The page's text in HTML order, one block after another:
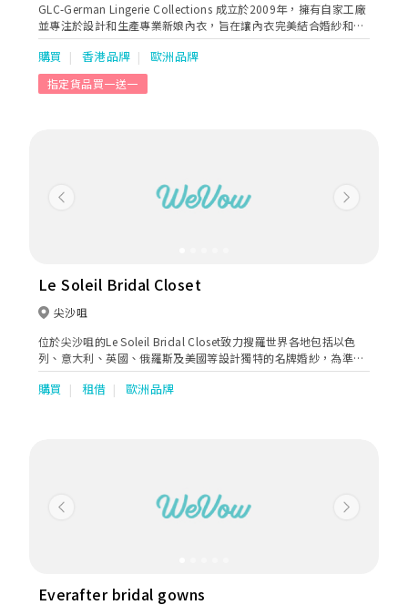
GLC-German Lingerie Collections 成立於2009年，擁有自家工廠
並專注於設計和生產專業新娘內衣，旨在讓內衣完美結合婚紗和晚
裝，為新娘帶來自信和美麗。我們提供一對一的試身服務，以確保
每位客戶都能找到最合適的內衣。我們的產品設計着重舒適，並有
助全面改善體型線條， 具時尚及功能於一身。產品包括Girdle、多
款Nude Bra、束腹、功能內衣等，讓您在婚禮當天感到舒適自在。
購買 香港品牌 歐洲品牌
指定貨品買一送一
Previous Next
Le Soleil Bridal Closet
尖沙咀
位於尖沙咀的Le Soleil Bridal Closet致力搜羅世界各地包括以色
列、意大利、英國、俄羅斯及美國等設計獨特的名牌婚紗，為準新
娘帶來不同類型、不同風格的婚紗，無論是20年代Gatsby華麗
風、優雅的vintage復古風，以至時尚簡約的輕婚紗，都能滿足不同
購買 租借 歐洲品牌
Previous Next
Everafter bridal gowns